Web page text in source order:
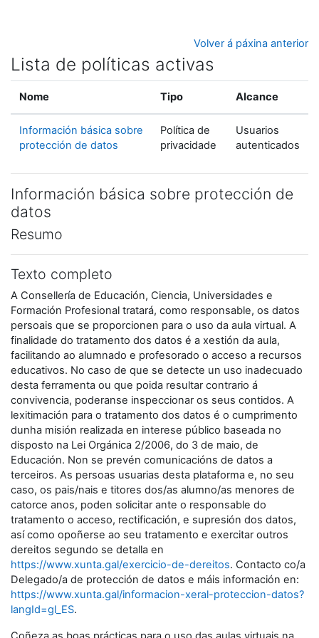
Volver á páxina anterior
Lista de políticas activas
Nome Tipo Alcance
Información básica sobre
protección de datos
Política de
privacidade
Usuarios
autenticados
Información básica sobre protección de
datos
Resumo
Texto completo
A Consellería de Educación, Ciencia, Universidades e
Formación Profesional tratará, como responsable, os datos
persoais que se proporcionen para o uso da aula virtual. A
finalidade do tratamento dos datos é a xestión da aula,
facilitando ao alumnado e profesorado o acceso a recursos
educativos. No caso de que se detecte un uso inadecuado
desta ferramenta ou que poida resultar contrario á
convivencia, poderanse inspeccionar os seus contidos. A
lexitimación para o tratamento dos datos é o cumprimento
dunha misión realizada en interese público baseada no
disposto na Lei Orgánica 2/2006, do 3 de maio, de
Educación. Non se prevén comunicacións de datos a
terceiros. As persoas usuarias desta plataforma e, no seu
caso, os pais/nais e titores dos/as alumno/as menores de
catorce anos, poden solicitar ante o responsable do
tratamento o acceso, rectificación, e supresión dos datos,
así como opoñerse ao seu tratamento e exercitar outros
dereitos segundo se detalla en
https://www.xunta.gal/exercicio-de-dereitos. Contacto co/a
Delegado/a de protección de datos e máis información en:
https://www.xunta.gal/informacion-xeral-proteccion-datos?
langId=gl_ES.